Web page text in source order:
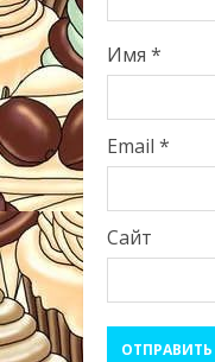
Имя *
Email *
Сайт